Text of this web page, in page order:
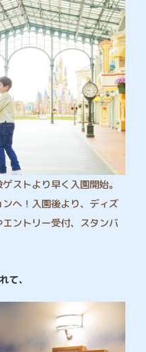
ストより早く入園開始。
へ！入園後より、ディズ
ントリー受付、スタンバ
て、